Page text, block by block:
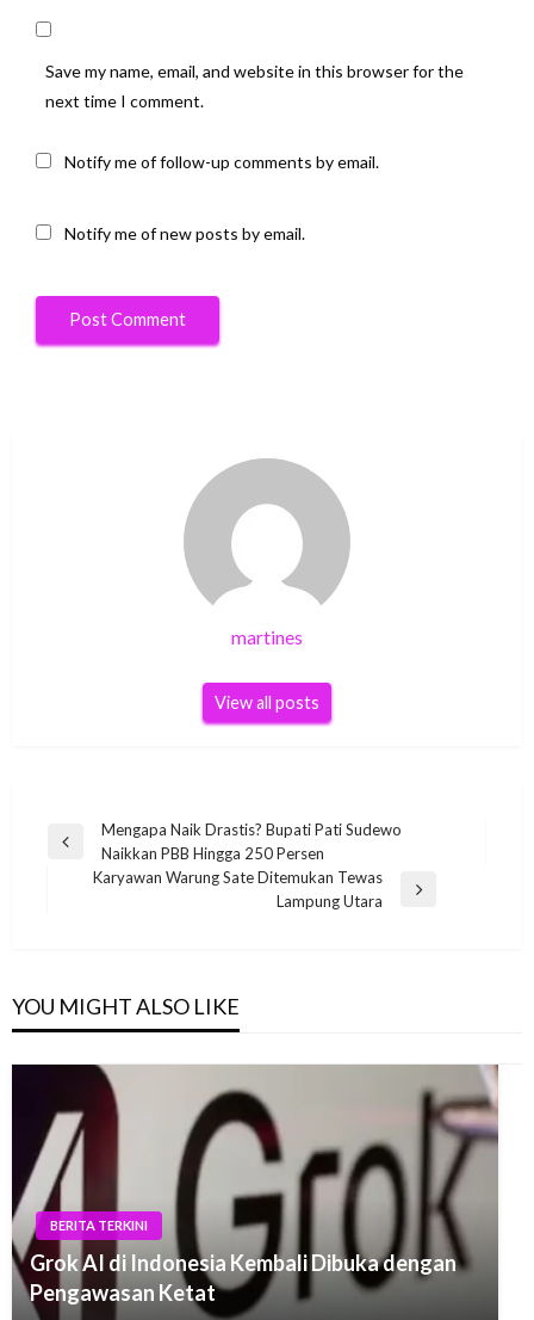
Save my name, email, and website in this browser for the
next time I comment.
Notify me of follow-up comments by email.
Notify me of new posts by email.
martines
View all posts
Post
navigation
Previous
Mengapa Naik Drastis? Bupati Pati Sudewo
Naikkan PBB Hingga 250 Persen
Karyawan Warung Sate Ditemukan Tewas
Lampung Utara
YOU MIGHT ALSO LIKE
BERITA TERKINI
Grok AI di Indonesia Kembali Dibuka dengan
Pengawasan Ketat